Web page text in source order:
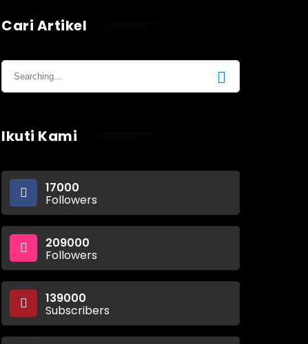
Cari Artikel
Ikuti Kami
17000
Followers
209000
Followers
139000
Subscribers